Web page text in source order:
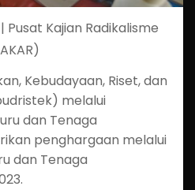
Pusat Kajian Radikalisme
Kebudayaan, Riset, dan
melalui
dan Tenaga
penghargaan melalui
dan Tenaga